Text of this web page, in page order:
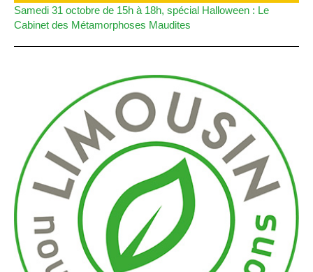
Samedi 31 octobre de 15h à 18h, spécial Halloween : Le
Cabinet des Métamorphoses Maudites